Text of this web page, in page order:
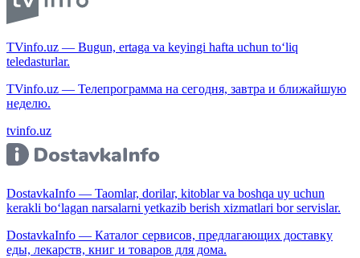
TVinfo.uz — Bugun, ertaga va keyingi hafta uchun to‘liq
teledasturlar.
TVinfo.uz — Телепрограмма на сегодня, завтра и ближайшую
неделю.
tvinfo.uz
DostavkaInfo — Taomlar, dorilar, kitoblar va boshqa uy uchun
kerakli bo‘lagan narsalarni yetkazib berish xizmatlari bor servislar.
DostavkaInfo — Каталог сервисов, предлагающих доставку
еды, лекарств, книг и товаров для дома.